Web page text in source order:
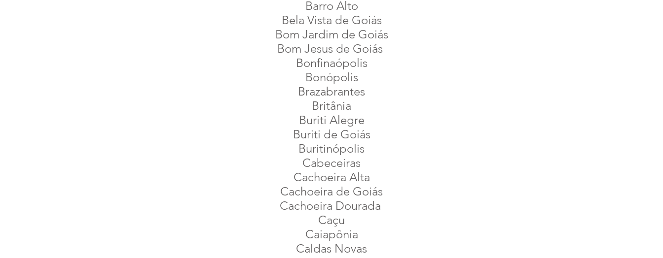
Barro Alto
Bela Vista de Goiás
Bom Jardim de Goiás
Bom Jesus de Goiás
Bonfinaópolis
Bonópolis
Brazabrantes
Britânia
Buriti Alegre
Buriti de Goiás
Buritinópolis
Cabeceiras
Cachoeira Alta
Cachoeira de Goiás
Cachoeira Dourada
Caçu
Caiapônia
Caldas Novas